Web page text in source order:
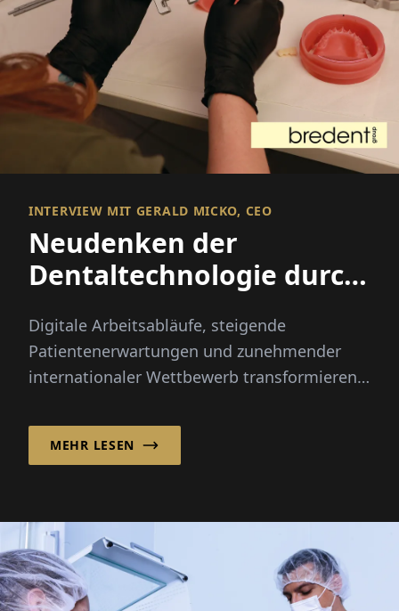
INTERVIEW MIT GERALD MICKO, CEO
Neudenken der
Dentaltechnologie durch
Digitale Arbeitsabläufe, steigende
Patientenerwartungen und zunehmender
internationaler Wettbewerb transformieren
MEHR LESEN